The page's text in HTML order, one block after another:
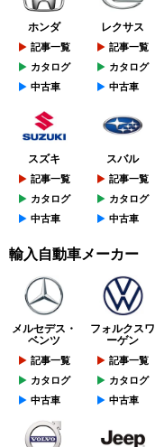
ホンダ
記事一覧
カタログ
中古車
レクサス
記事一覧
カタログ
中古車
スズキ
記事一覧
カタログ
中古車
スバル
記事一覧
カタログ
中古車
輸入自動車メーカー
メルセデス・
ベンツ
記事一覧
カタログ
中古車
フォルクスワ
ーゲン
記事一覧
カタログ
中古車